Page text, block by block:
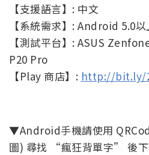
【支援語言】: 中文
【系統需求】: Android 5.0以
【測試平台】: ASUS
P20 Pro
【Play 商店】: http://bit.ly/
▼Android手機請使用
圖) 尋找 “瘋狂背單字” 後